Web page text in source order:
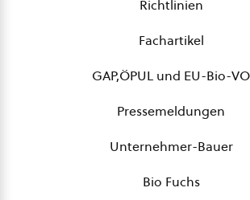
Richtlinien
Fachartikel
GAP,ÖPUL und EU-Bio-VO
Pressemeldungen
Unternehmer-Bauer
Bio Fuchs